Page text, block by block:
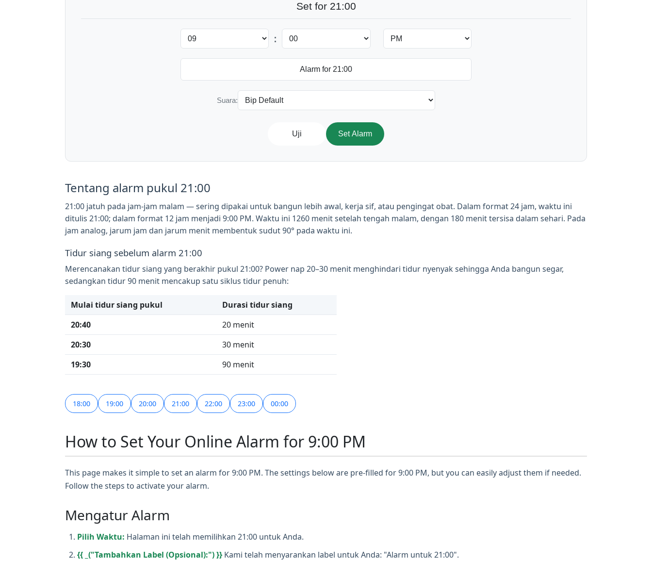
Set for 21:00
:
Suara:
Uji Set Alarm
Tentang alarm pukul 21:00
21:00 jatuh pada jam-jam malam — sering dipakai untuk bangun lebih awal, kerja sif, atau pengingat obat. Dalam format 24 jam, waktu ini
ditulis 21:00; dalam format 12 jam menjadi 9:00 PM. Waktu ini 1260 menit setelah tengah malam, dengan 180 menit tersisa dalam sehari. Pada
jam analog, jarum jam dan jarum menit membentuk sudut 90° pada waktu ini.
Tidur siang sebelum alarm 21:00
Merencanakan tidur siang yang berakhir pukul 21:00? Power nap 20–30 menit menghindari tidur nyenyak sehingga Anda bangun segar,
sedangkan tidur 90 menit mencakup satu siklus tidur penuh:
Mulai tidur siang pukul
Durasi tidur siang
20:40
20 menit
20:30
30 menit
19:30
90 menit
18:00 19:00 20:00 21:00 22:00 23:00 00:00
How to Set Your Online Alarm for 9:00 PM
This page makes it simple to set an alarm for 9:00 PM. The settings below are pre-filled for 9:00 PM, but you can easily adjust them if needed.
Follow the steps to activate your alarm.
Mengatur Alarm
Pilih Waktu: Halaman ini telah memilihkan 21:00 untuk Anda.
{{ _("Tambahkan Label (Opsional):") }} Kami telah menyarankan label untuk Anda: "Alarm untuk 21:00".